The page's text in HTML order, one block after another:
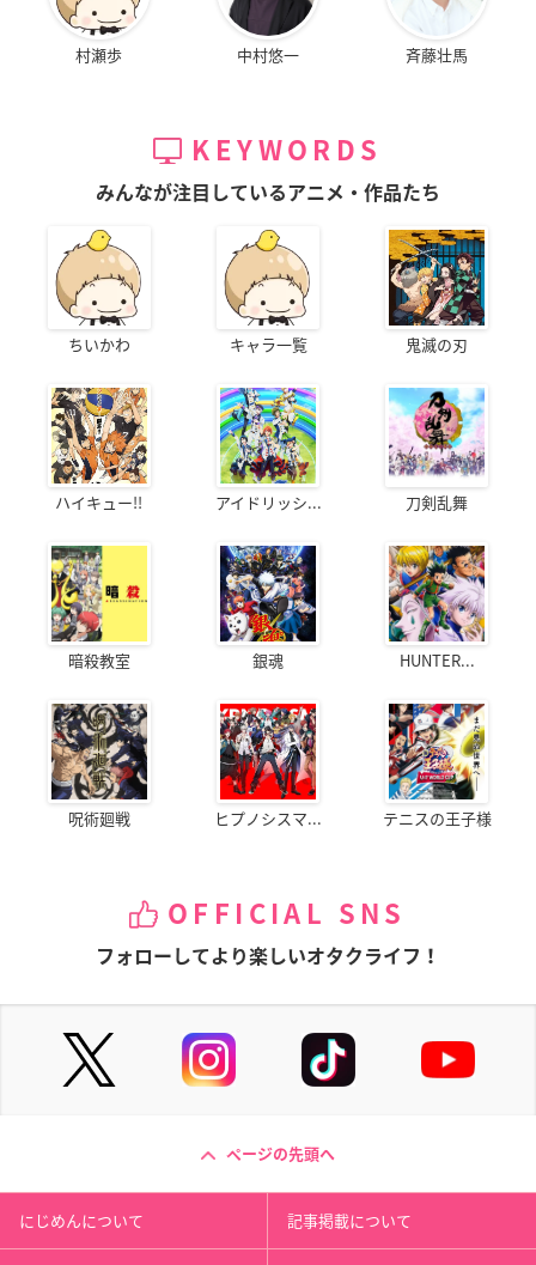
村瀬歩 中村悠一 斉藤壮馬
KEYWORDS
みんなが注目しているアニメ・作品たち
ちいかわ キャラ一覧 鬼滅の刃
ハイキュー!! アイドリッシ... 刀剣乱舞
暗殺教室 銀魂 HUNTER...
呪術廻戦 ヒプノシスマ... テニスの王子様
OFFICIAL SNS
フォローしてより楽しいオタクライフ！
ページの先頭へ
にじめんについて 記事掲載について